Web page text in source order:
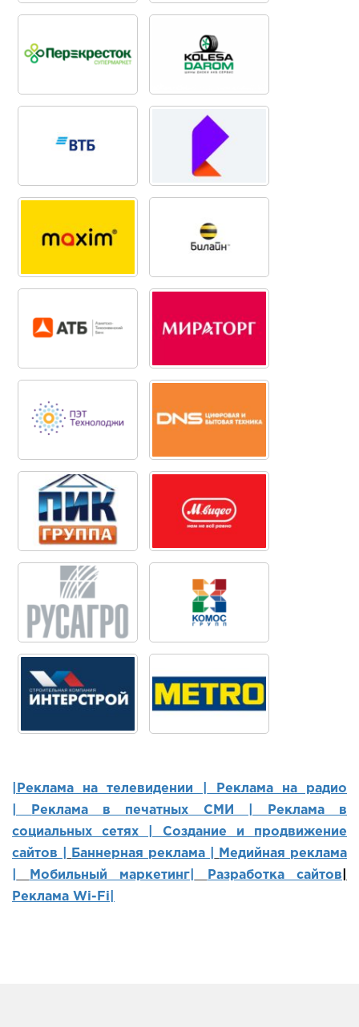
|Реклама на телевидении |
Реклама на радио
Реклама в печатных СМИ |
Реклама в
социальных сетях | Создание и продвижение
сайтов
Баннерная реклама |
Медийная реклама
Мобильный маркетинг Разработка сайтов
Реклама Wi-Fi|